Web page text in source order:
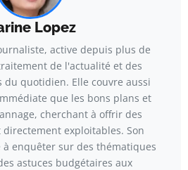
Lopez
active depuis plus de
de l'actualité et des
quotidien. Elle couvre aussi
que les bons plans et
cherchant à offrir des
exploitables. Son
à enquêter sur des thématiques
astuces budgétaires aux